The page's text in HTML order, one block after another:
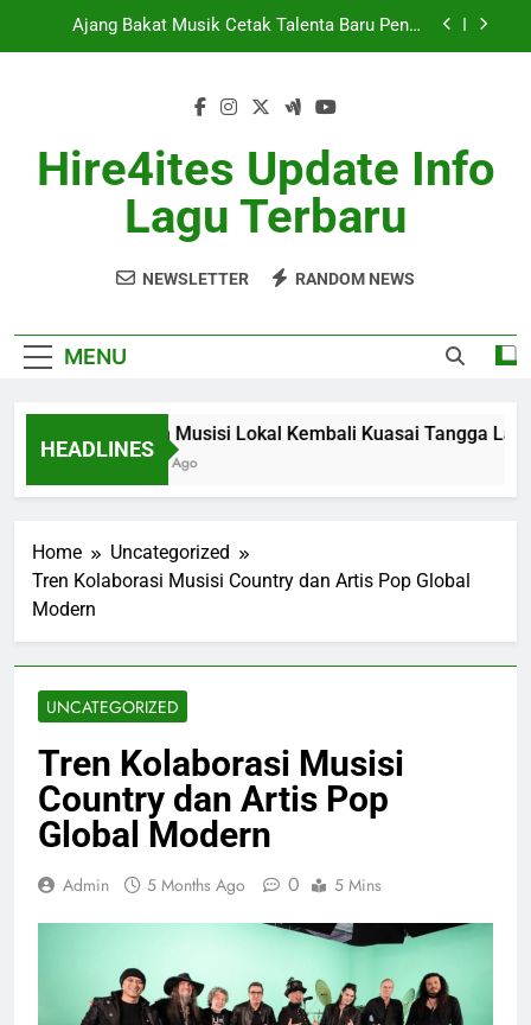
Berita Musik Hits dengan Update Lagu Viral
Terbaru
Ajang Bakat Musik Cetak Talenta Baru Penuh
Potensi
Berita Musik Hits dengan Update Lagu Viral
Industri Musik Global Semakin Kompetitif Mei
Hire4ites Update Info
Lagu Terbaru
NEWSLETTER RANDOM NEWS
MENU
HEADLINES
Album Musisi Lokal Kembali Kuasai Tangga Lagu
1 Month Ago
Home
Uncategorized
Tren Kolaborasi Musisi Country dan Artis Pop Global
Modern
UNCATEGORIZED
Tren Kolaborasi Musisi
Country dan Artis Pop
Global Modern
Admin 5 Months Ago 0 5 Mins